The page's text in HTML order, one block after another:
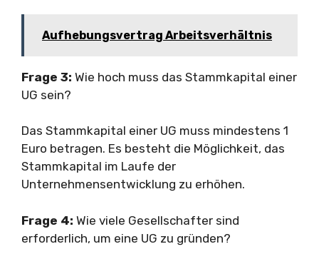
Aufhebungsvertrag Arbeitsverhältnis
Frage 3: Wie hoch muss das Stammkapital einer
UG sein?
Das Stammkapital einer UG muss mindestens 1
Euro betragen. Es besteht die Möglichkeit, das
Stammkapital im Laufe der
Unternehmensentwicklung zu erhöhen.
Frage 4: Wie viele Gesellschafter sind
erforderlich, um eine UG zu gründen?